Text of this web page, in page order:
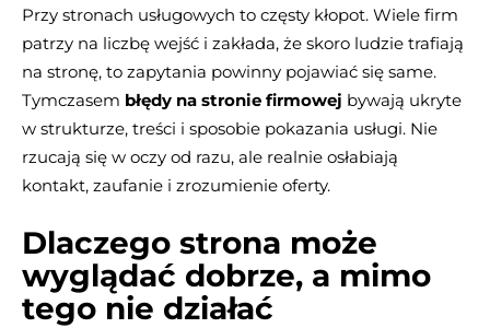
Przy stronach usługowych to częsty kłopot. Wiele firm
patrzy na liczbę wejść i zakłada, że skoro ludzie trafiają
na stronę, to zapytania powinny pojawiać się same.
Tymczasem błędy na stronie firmowej bywają ukryte
w strukturze, treści i sposobie pokazania usługi. Nie
rzucają się w oczy od razu, ale realnie osłabiają
kontakt, zaufanie i zrozumienie oferty.
Dlaczego strona może
wyglądać dobrze, a mimo
tego nie działać